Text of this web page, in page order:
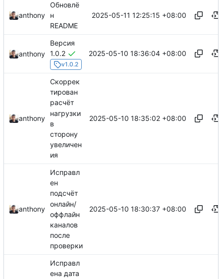
anthony
Обновлё
н
README
2025-05-11 12:25:15 +08:00
anthony
Версия
1.0.2
v1.0.2
2025-05-10 18:36:04 +08:00
anthony
Скоррек
тирован
расчёт
нагрузки
в
сторону
увеличен
ия
2025-05-10 18:35:02 +08:00
anthony
Исправл
ен
подсчёт
онлайн/
оффлайн
каналов
после
проверки
2025-05-10 18:30:37 +08:00
Исправл
ена дата